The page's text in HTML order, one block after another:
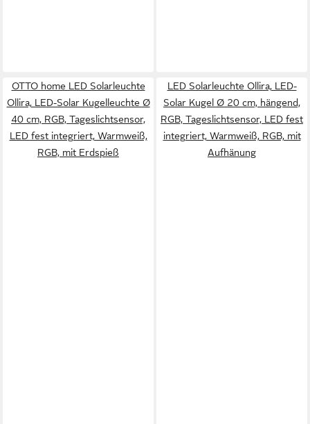
OTTO home LED Solarleuchte
Ollira, LED-Solar Kugelleuchte Ø
40 cm, RGB, Tageslichtsensor,
LED fest integriert, Warmweiß,
RGB, mit Erdspieß
LED Solarleuchte Ollira, LED-
Solar Kugel Ø 20 cm, hängend,
RGB, Tageslichtsensor, LED fest
integriert, Warmweiß, RGB, mit
Aufhänung